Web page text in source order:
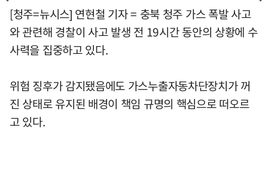
[청주=뉴시스] 연현철 기자 = 충북 청주 가스 폭발 사고
와 관련해 경찰이 사고 발생 전 19시간 동안의 상황에 수
사력을 집중하고 있다.
위험 징후가 감지됐음에도 가스누출자동차단장치가 꺼
진 상태로 유지된 배경이 책임 규명의 핵심으로 떠오르
고 있다.